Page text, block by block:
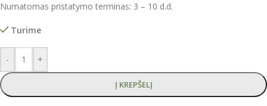
Numatomas pristatymo terminas: 3 – 10 d.d.
Turime
- +
Į KREPŠELĮ